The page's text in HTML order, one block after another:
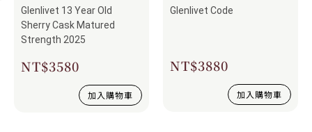
Glenlivet 13 Year Old
Sherry Cask Matured
Strength 2025
NT$3580
加入購物車
Glenlivet Code
NT$3880
加入購物車